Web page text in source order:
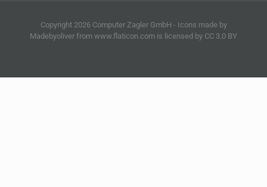
Copyright 2026 Computer Zagler GmbH - Icons made by
Madebyoliver from www.flaticon.com is licensed by CC 3.0 BY